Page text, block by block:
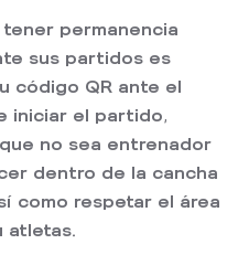
permanencia
sus partidos es
código QR ante el
iniciar el partido,
no sea entrenador
dentro de la cancha
como respetar el área
atletas.